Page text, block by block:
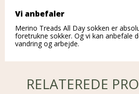
Vi anbefaler
Merino Treads All Day sokken er
foretrukne sokker. Og vi kan anbefale
vandring og arbejde.
RELATEREDE